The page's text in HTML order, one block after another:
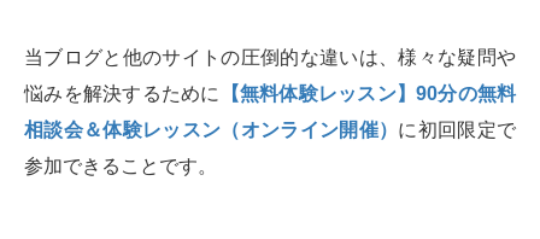
当ブログと他のサイトの圧倒的な違いは、様々な疑問や
悩みを解決するために
【無料体験レッスン】90分の無料
相談会＆体験レッスン（オンライン開催） に初回限定で
参加できることです。